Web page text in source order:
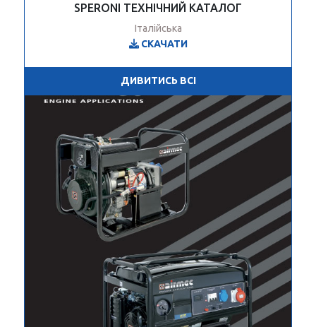
SPERONI ТЕХНІЧНИЙ КАТАЛОГ
Італійська
СКАЧАТИ
ДИВИТИСЬ ВСІ